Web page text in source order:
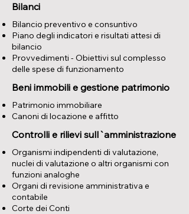
Bilanci
Bilancio preventivo e consuntivo
Piano degli indicatori e risultati attesi di
bilancio
Provvedimenti - Obiettivi sul complesso
delle spese di funzionamento
Beni immobili e gestione patrimonio
Patrimonio immobiliare
Canoni di locazione e affitto
Controlli e rilievi sull`amministrazione
Organismi indipendenti di valutazione,
nuclei di valutazione o altri organismi con
funzioni analoghe
Organi di revisione amministrativa e
contabile
Corte dei Conti